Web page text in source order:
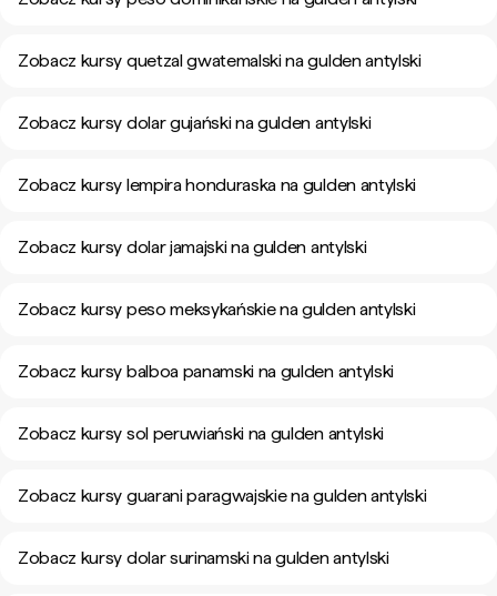
Zobacz kursy quetzal gwatemalski na gulden antylski
Zobacz kursy dolar gujański na gulden antylski
Zobacz kursy lempira honduraska na gulden antylski
Zobacz kursy dolar jamajski na gulden antylski
Zobacz kursy peso meksykańskie na gulden antylski
Zobacz kursy balboa panamski na gulden antylski
Zobacz kursy sol peruwiański na gulden antylski
Zobacz kursy guarani paragwajskie na gulden antylski
Zobacz kursy dolar surinamski na gulden antylski